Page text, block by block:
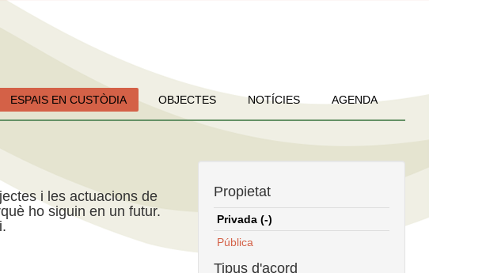
ESPAIS EN CUSTÒDIA OBJECTES NOTÍCIES AGENDA
i les actuacions de
ho siguin en un futur.
Propietat
Privada (-)
Pública
Tipus d'acord